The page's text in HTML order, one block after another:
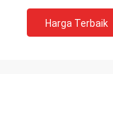
Harga Terbaik